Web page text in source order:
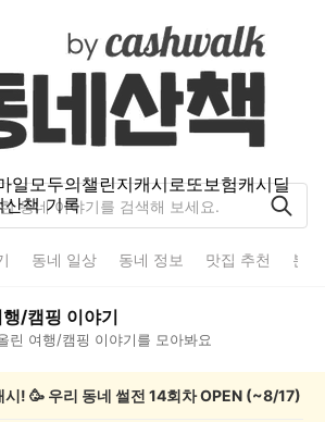
일모두의챌린지캐시로또보험캐시딜
산책 기록
동네 일상 동네 정보 맛집 추천 분
행/캠핑 이야기
린 여행/캠핑 이야기를 모아봐요
! 🥳 우리 동네 썰전 14회차 OPEN (~8/17)